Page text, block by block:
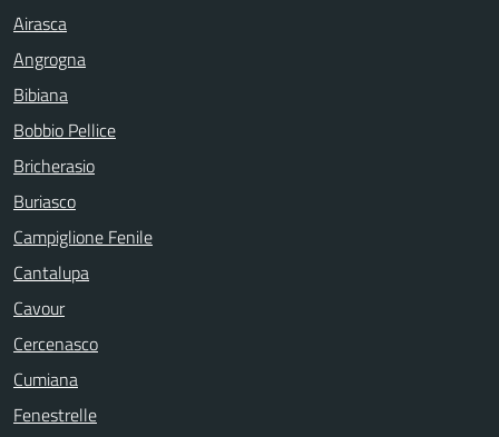
Airasca
Angrogna
Bibiana
Bobbio Pellice
Bricherasio
Buriasco
Campiglione Fenile
Cantalupa
Cavour
Cercenasco
Cumiana
Fenestrelle